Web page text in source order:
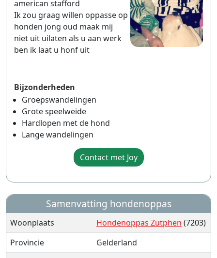
american stafford
Ik zou graag willen oppasse op
honden jong oud maak mij
niet uit uilaten als u aan werk
ben ik laat u honf uit
Bijzonderheden
Groepswandelingen
Grote speelweide
Hardlopen met de hond
Lange wandelingen
Contact met Joy
Samenvatting hondenoppas
Woonplaats Hondenoppas Zutphen (7203)
Provincie
Gelderland